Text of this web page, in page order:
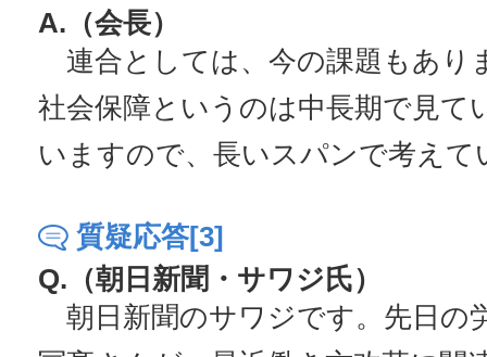
A.（会長）
連合としては、今の課題もあり
社会保障というのは中長期で見て
いますので、長いスパンで考えて
質疑応答[3]
Q.（朝日新聞・サワジ氏）
朝日新聞のサワジです。先日の